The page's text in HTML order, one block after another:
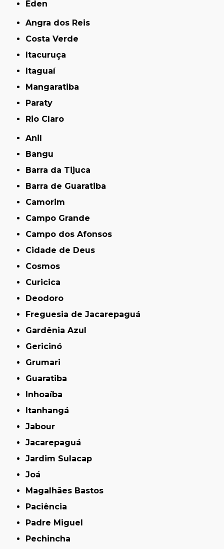
Éden
Angra dos Reis
Costa Verde
Itacuruça
Itaguaí
Mangaratiba
Paraty
Rio Claro
Anil
Bangu
Barra da Tijuca
Barra de Guaratiba
Camorim
Campo Grande
Campo dos Afonsos
Cidade de Deus
Cosmos
Curicica
Deodoro
Freguesia de Jacarepaguá
Gardênia Azul
Gericinó
Grumari
Guaratiba
Inhoaíba
Itanhangá
Jabour
Jacarepaguá
Jardim Sulacap
Joá
Magalhães Bastos
Paciência
Padre Miguel
Pechincha